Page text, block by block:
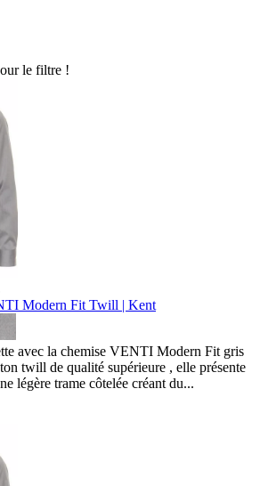
le filtre !
Modern Fit Twill | Kent
avec la chemise VENTI Modern Fit gris
twill de qualité supérieure , elle présente
légère trame côtelée créant du...